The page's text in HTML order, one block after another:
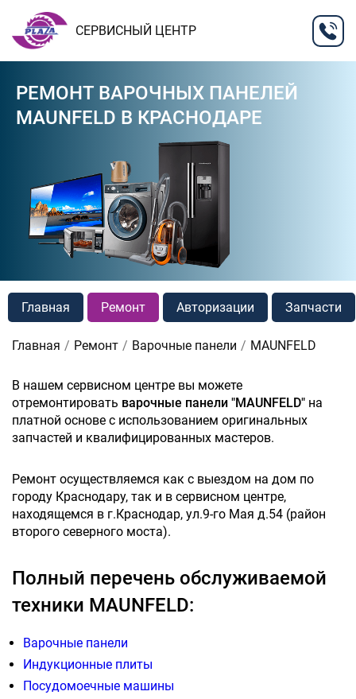
СЕРВИСНЫЙ ЦЕНТР
РЕМОНТ ВАРОЧНЫХ ПАНЕЛЕЙ
MAUNFELD В КРАСНОДАРЕ
Главная Ремонт Авторизации Запчасти
Главная Ремонт Варочные панели MAUNFELD
В нашем сервисном центре вы можете
отремонтировать варочные панели "MAUNFELD" на
платной основе с использованием оригинальных
запчастей и квалифицированных мастеров.
Ремонт осуществляемся как с выездом на дом по
городу Краснодару, так и в сервисном центре,
находящемся в г.Краснодар, ул.9-го Мая д.54 (район
второго северного моста).
Полный перечень обслуживаемой
техники MAUNFELD:
Варочные панели
Индукционные плиты
Посудомоечные машины